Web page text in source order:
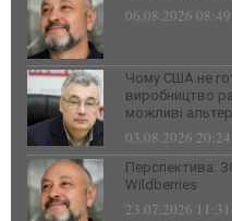
06.08.2026 08:49
Чому США не
виробництво
можливі
03.08.2026 20:24
Перспектива:
Wildberries
23.07.2026 11:31